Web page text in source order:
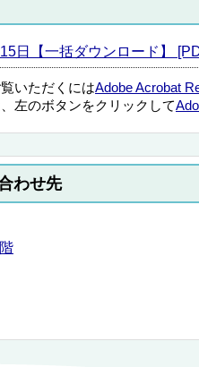
【一括ダウンロード】
いただくにはAdobe Acrobat
左のボタンをクリックして
わせ先